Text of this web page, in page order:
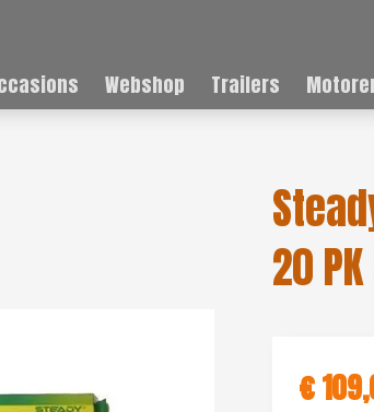
Webshop Trailers
20
€